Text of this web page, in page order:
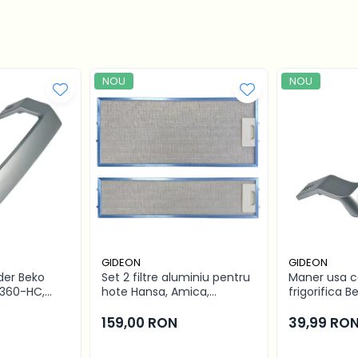
Beko
HC,
NOU
GIDEON
Set 2 filtre aluminiu pentru
hote Hansa, Amica,
filtru parte mobila,
159,00 RON
NOU
GIDEON
Maner usa
frigorifica
distanta
39,99 RON